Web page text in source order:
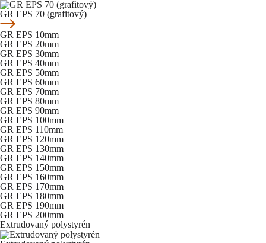
GR EPS 70 (grafitový)
GR EPS 10mm
GR EPS 20mm
GR EPS 30mm
GR EPS 40mm
GR EPS 50mm
GR EPS 60mm
GR EPS 70mm
GR EPS 80mm
GR EPS 90mm
GR EPS 100mm
GR EPS 110mm
GR EPS 120mm
GR EPS 130mm
GR EPS 140mm
GR EPS 150mm
GR EPS 160mm
GR EPS 170mm
GR EPS 180mm
GR EPS 190mm
GR EPS 200mm
Extrudovaný polystyrén